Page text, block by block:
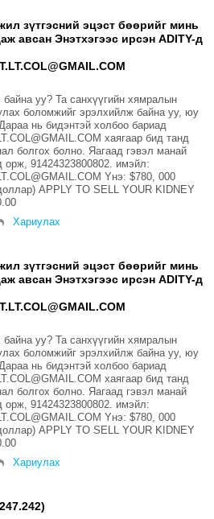
зүтгэсний эцэст бөөрийг минь
авсан Энэтхэгээс ирсэн ADITY-д
уу? Та санхүүгийн хямралын
боломжийг эрэлхийлж байна уу, юу
нь бидэнтэй холбоо бариад
хаягаар бид танд
болгох болно. Яагаад гэвэл манай
орж, 91424323800802. имэйл:
Yнэ: $780, 000
APPLY TO SELL YOUR KIDNEY
Хариулах
зүтгэсний эцэст бөөрийг минь
авсан Энэтхэгээс ирсэн ADITY-д
уу? Та санхүүгийн хямралын
боломжийг эрэлхийлж байна уу, юу
нь бидэнтэй холбоо бариад
хаягаар бид танд
болгох болно. Яагаад гэвэл манай
орж, 91424323800802. имэйл:
Yнэ: $780, 000
APPLY TO SELL YOUR KIDNEY
Хариулах